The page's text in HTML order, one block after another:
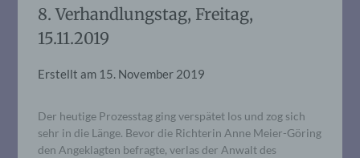
8. Verhandlungstag, Freitag,
15.11.2019
Erstellt am 15. November 2019
Der heutige Prozesstag ging verspätet los und zog sich
sehr in die Länge. Bevor die Richterin Anne Meier-Göring
den Angeklagten befragte, verlas der Anwalt des